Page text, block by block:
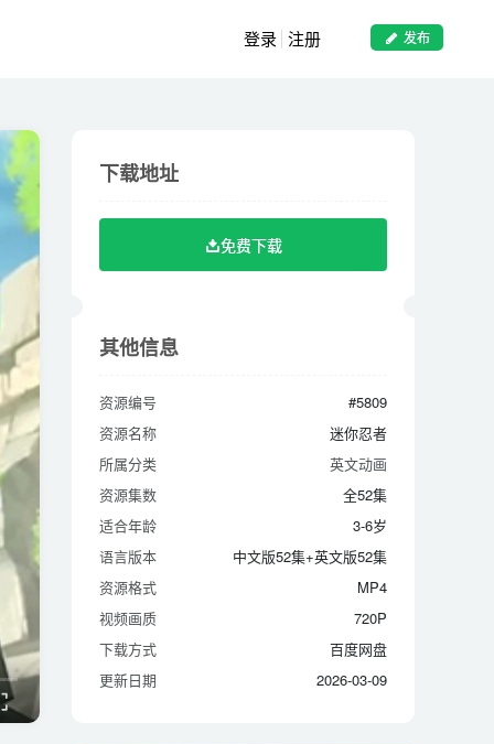
发布
登录 注册
免费下载
资源名称
迷你忍者
所属分类
英文动画
资源集数
全52集
适合年龄
3-6岁
语言版本
中文版52集+英文版52集
资源格式
MP4
视频画质
720P
下载方式
百度网盘
更新日期
2026-03-09
下载地址
免费下载
其他信息
资源编号
#5809
资源名称
迷你忍者
所属分类
英文动画
资源集数
全52集
适合年龄
3-6岁
语言版本
中文版52集+英文版52集
资源格式
MP4
视频画质
720P
下载方式
百度网盘
更新日期
2026-03-09